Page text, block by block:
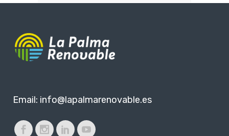
Email: info@lapalmarenovable.es